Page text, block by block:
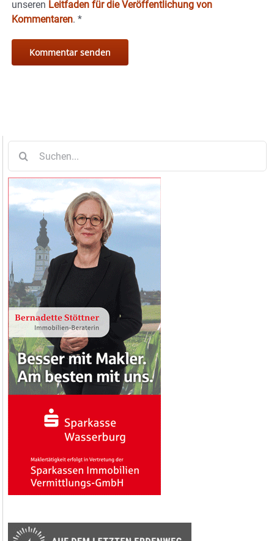
unseren Leitfaden für die Veröffentlichung von
Kommentaren. *
nach: